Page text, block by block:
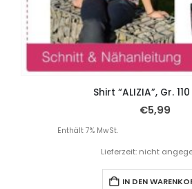
Shirt “ALIZIA”, Gr.
€5,99
Enthält 7% MwSt.
Lieferzeit: nicht
IN DEN